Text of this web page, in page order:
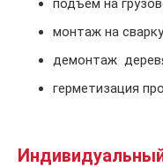
подъем на
монтаж на
демонтаж
герметизация